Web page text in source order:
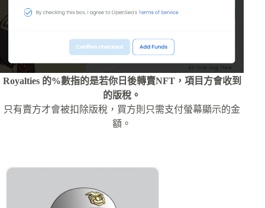
Royalties 的%數指的是若你日後轉賣NFT，項目方會收到
的版稅。
只有賣方才會被扣除版稅，買方則只需支付螢幕顯示的金
額。